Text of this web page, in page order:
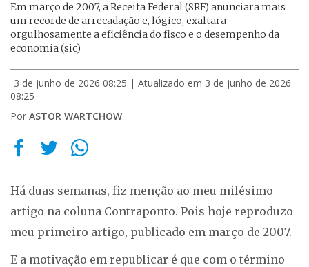
Em março de 2007, a Receita Federal (SRF) anunciara mais
um recorde de arrecadação e, lógico, exaltara
orgulhosamente a eficiência do fisco e o desempenho da
economia (sic)
3 de junho de 2026 08:25 | Atualizado em 3 de junho de 2026
08:25
Por ASTOR WARTCHOW
Há duas semanas, fiz menção ao meu milésimo
artigo na coluna Contraponto. Pois hoje reproduzo
meu primeiro artigo, publicado em março de 2007.
E a motivação em republicar é que com o término